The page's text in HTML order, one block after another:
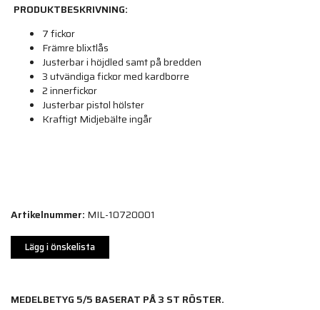
PRODUKTBESKRIVNING:
7 fickor
Främre blixtlås
Justerbar i höjdled samt på bredden
3 utvändiga fickor med kardborre
2 innerfickor
Justerbar pistol hölster
Kraftigt Midjebälte ingår
Artikelnummer: MIL-10720001
Lägg i önskelista
MEDELBETYG 5/5 BASERAT PÅ3 ST RÖSTER.